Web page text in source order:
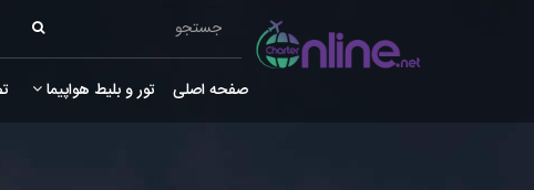
صفحه اصلی تور و بلیط هواپیما